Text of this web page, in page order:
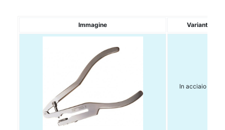
Immagine Variante
In acciaio inox